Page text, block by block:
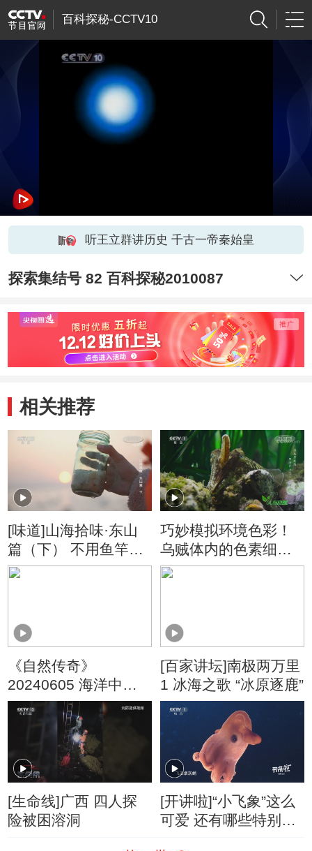
百科探秘-CCTV10
听王立群讲历史 千古一帝秦始皇
探索集结号 82 百科探秘2010087
相关推荐
[味道]山海拾味·东山
篇（下） 不用鱼竿不
用网 章鱼竟能自己送
巧妙模拟环境色彩！
乌贼体内的色素细胞
能瞬间改变身体的颜
《自然传奇》
20240605 海洋中的
生存大师
[百家讲坛]南极两万里
1 冰海之歌 “冰原逐鹿”
[生命线]广西 四人探
险被困溶洞
[开讲啦]“小飞象”这么
可爱 还有哪些特别之